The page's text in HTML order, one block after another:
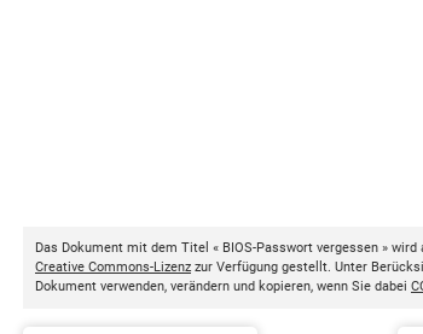
Das Dokument mit dem Titel « BIOS-Passwort vergessen » wird
Creative Commons-Lizenz zur Verfügung gestellt. Unter
Dokument verwenden, verändern und kopieren, wenn Sie dabei